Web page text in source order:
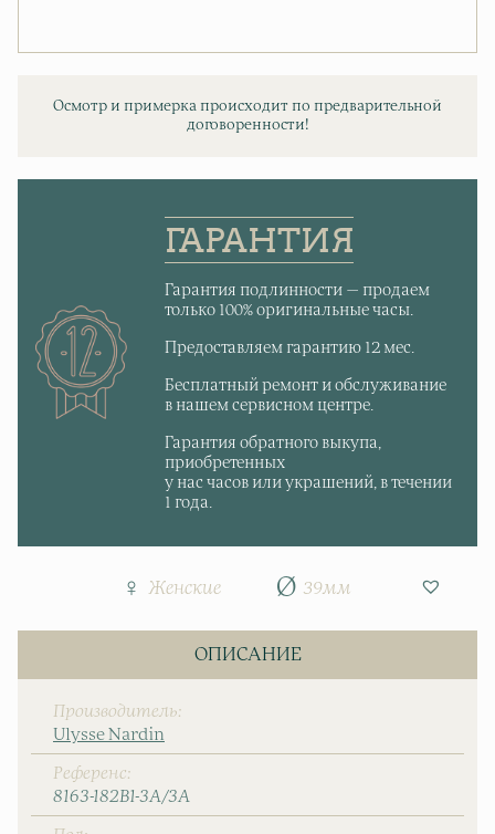
Осмотр и примерка происходит по предварительной
договоренности!
ГАРАНТИЯ
Гарантия подлинности — продаем
только 100% оригинальные часы.
Предоставляем гарантию 12 мес.
Бесплатный ремонт и обслуживание
в нашем сервисном центре.
Гарантия обратного выкупа,
приобретенных
у нас часов или украшений, в течении
1 года.
Женские 39мм
ОПИСАНИЕ
Производитель
Ulysse Nardin
Референс
8163-182B1-3A/3A